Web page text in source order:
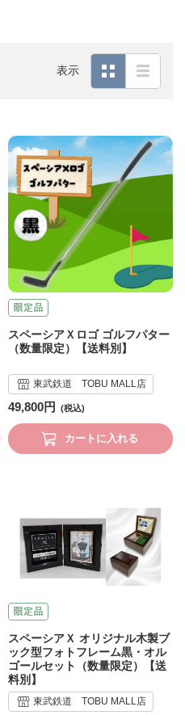
表示
スペーシアＸロゴ ゴルフパター
（数量限定）【送料別】
東武鉄道 TOBU MALL店
49,800円
カートに入れる
スペーシアＸ オリジナル木製ブ
ック型フォトフレーム黒・オル
ゴールセット（数量限定）【送
料別】
東武鉄道 TOBU MALL店